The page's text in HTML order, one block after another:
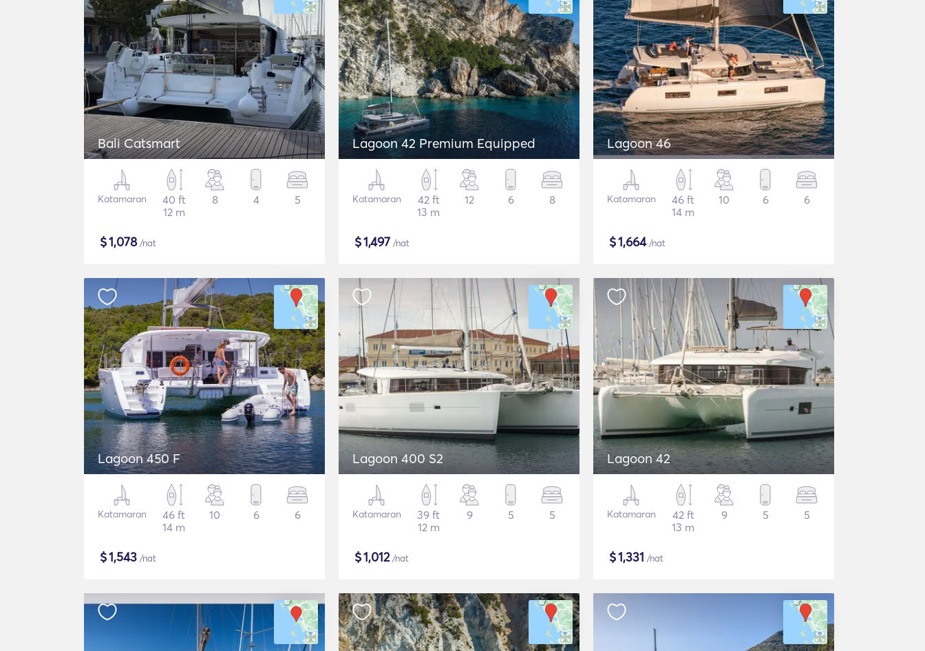
Bali Catsmart
Katamaran
40 ft
12 m
8 4 5
$1,078/nat
Lagoon 42 Premium Equipped
Katamaran
42 ft
13 m
12 6 8
$1,497 /nat
Lagoon 46
Katamaran
46 ft
14 m
10 6 6
$1,664/nat
Lagoon 450 F
Katamaran
46 ft
14 m
10 6 6
$1,543 /nat
Lagoon 400 S2
Katamaran
39 ft
12 m
9 5 5
$1,012/nat
Lagoon 42
Katamaran
42 ft
13 m
9 5 5
$1,331 /nat